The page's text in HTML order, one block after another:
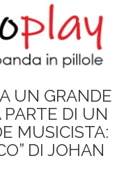
UN GRANDE
PARTE DI UN
MUSICISTA:
DI JOHAN